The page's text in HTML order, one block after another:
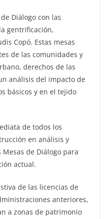
Diálogo con las
gentrificación,
Copó. Estas mesas
de las comunidades y
derechos de las
análisis del impacto de
básicos y en el tejido
de todos los
en análisis y
de Diálogo para
actual.
de las licencias de
anteriores,
a zonas de patrimonio